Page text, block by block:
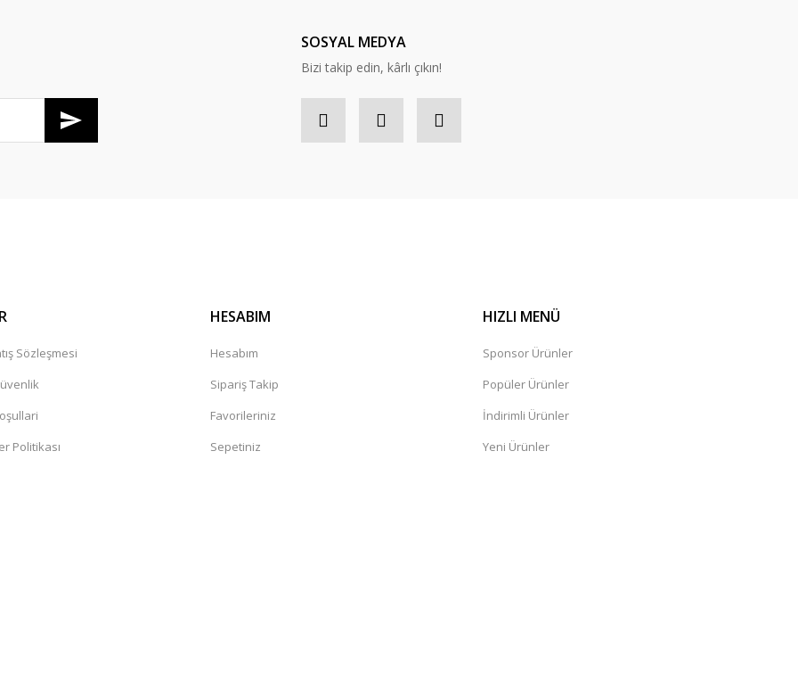
SOSYAL MEDYA
Bizi takip edin, kârlı çıkın!
Sözleşmesi
Politikası
HESABIM
Hesabım
Sipariş Takip
Favorileriniz
Sepetiniz
HIZLI MENÜ
Sponsor Ürünler
Popüler Ürünler
İndirimli Ürünler
Yeni Ürünler